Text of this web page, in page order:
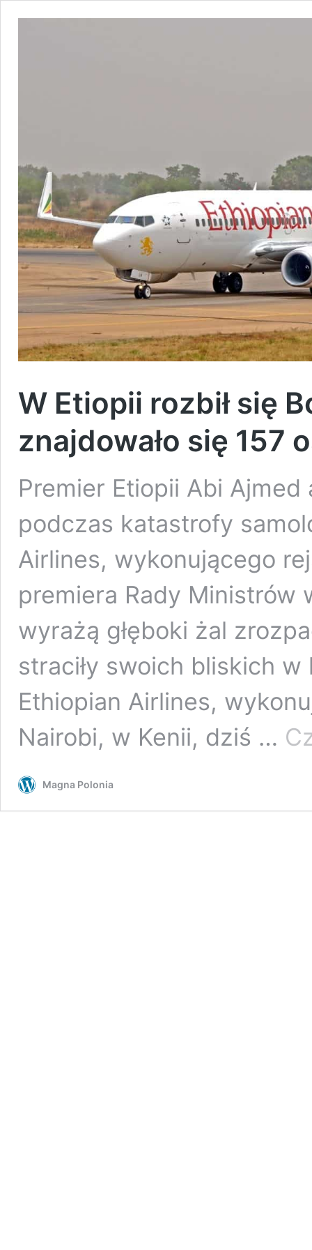
W Etiopii rozbił się
znajdowało się 157
Premier Etiopii Abi
podczas katastrofy
Airlines, wykonującego
premiera Rady Ministrów
wyrażą głęboki żal
straciły swoich bliskich
Ethiopian Airlines,
Nairobi, w Kenii, dziś …
Magna Polonia